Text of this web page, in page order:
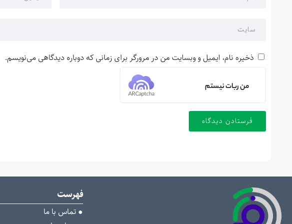
ذخیره نام، ایمیل و وبسایت من در مرورگر برای زمانی که دوباره دیدگاهی می‌نویسم.
من ربات نیستم
ARCaptcha
فهرست
تماس با ما